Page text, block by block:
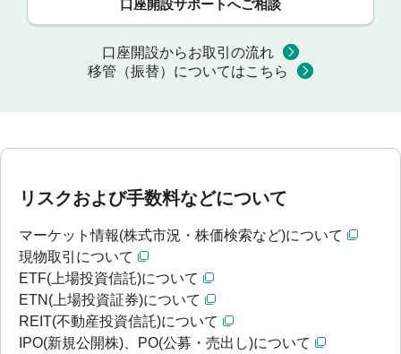
口座開設サポートへご相談
口座開設からお取引の流れ
移管（振替）についてはこちら
リスクおよび手数料などについて
マーケット情報(株式市況・株価検索など)について
現物取引について
ETF(上場投資信託)について
ETN(上場投資証券)について
REIT(不動産投資信託)について
IPO(新規公開株)、PO(公募・売出し)について